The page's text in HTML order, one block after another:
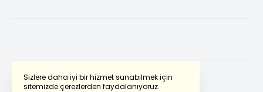
Sizlere daha iyi bir hizmet sunabilmek için
sitemizde çerezlerden faydalanıyoruz.